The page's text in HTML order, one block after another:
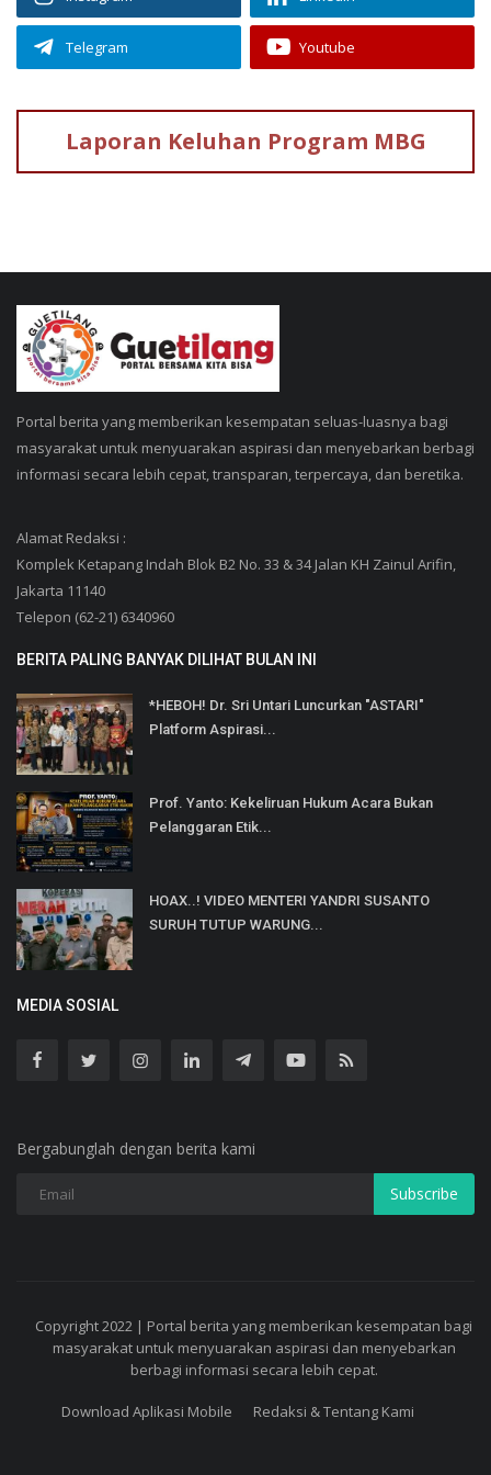
Telegram Youtube
Laporan Keluhan Program MBG
Portal berita yang memberikan kesempatan seluas-luasnya bagi
masyarakat untuk menyuarakan aspirasi dan menyebarkan berbagi
informasi secara lebih cepat, transparan, terpercaya, dan beretika.
Alamat Redaksi :
Komplek Ketapang Indah Blok B2 No. 33 & 34 Jalan KH Zainul Arifin,
Jakarta 11140
Telepon (62-21) 6340960
BERITA PALING BANYAK DILIHAT BULAN INI
*HEBOH! Dr. Sri Untari Luncurkan "ASTARI"
Platform Aspirasi...
Prof. Yanto: Kekeliruan Hukum Acara Bukan
Pelanggaran Etik...
HOAX..! VIDEO MENTERI YANDRI SUSANTO
SURUH TUTUP WARUNG...
MEDIA SOSIAL
Bergabunglah dengan berita kami
Subscribe
Copyright 2022 | Portal berita yang memberikan kesempatan bagi
masyarakat untuk menyuarakan aspirasi dan menyebarkan
berbagi informasi secara lebih cepat.
Download Aplikasi Mobile Redaksi & Tentang Kami